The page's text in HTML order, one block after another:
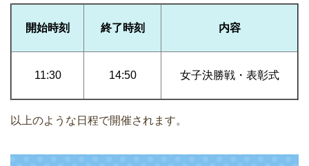
開始時刻 終了時刻 内容
11:30 14:50 女子決勝戦・表彰式
以上のような日程で開催されます。